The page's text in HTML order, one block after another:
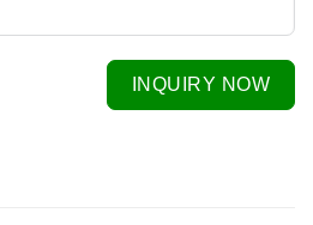
INQUIRY NOW